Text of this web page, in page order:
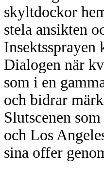
skyltdockor
stela ansikten
Dialogen när
som i en
och bidrar
Slutscenen
och Los
sina offer